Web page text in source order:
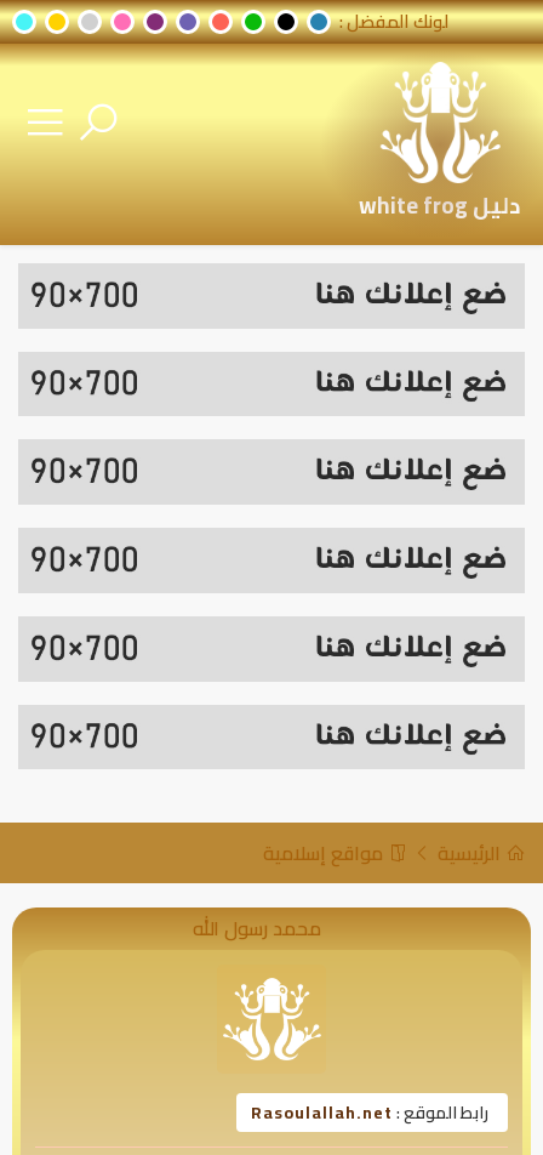
لونك المفضل :
دليل white frog
الرئيسية مواقع إسلامية
محمد رسول الله
رابط الموقع :Rasoulallah.net